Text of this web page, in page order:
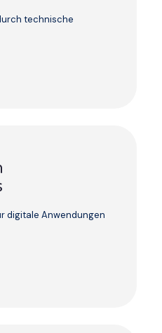
technische
digitale Anwendungen